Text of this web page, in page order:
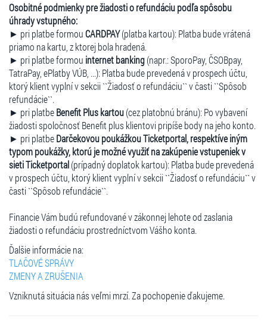
Osobitné podmienky pre žiadosti o refundáciu podľa spôsobu
úhrady vstupného:
► pri platbe formouCARDPAY(platba kartou): Platba bude vrátená
priamo na kartu, z ktorej bola hradená.
► pri platbe formou internet banking(napr.: SporoPay, ČSOBpay,
TatraPay, ePlatby VÚB, ...): Platba bude prevedená v prospech účtu,
ktorý klient vyplní v sekcii ``Žiadosť o refundáciu`` v časti ``Spôsob
refundácie``.
► pri platbeBenefit Plus kartou(cez platobnú bránu): Po vybavení
žiadosti spoločnosť Benefit plus klientovi pripíše body na jeho konto.
► pri platbeDarčekovou poukážkou Ticketportal, respektíve iným
typom poukážky, ktorú je možné využiť na zakúpenie vstupeniek v
sieti Ticketportal(prípadný doplatok kartou): Platba bude prevedená
v prospech účtu, ktorý klient vyplní v sekcii ``Žiadosť o refundáciu`` v
časti ``Spôsob refundácie``.
Financie Vám budú refundované v zákonnej lehote od zaslania
žiadosti o refundáciu prostredníctvom Vášho konta.
Ďalšie informácie na:
TLAČOVÉ SPRÁVY
ZMENY A ZRUŠENIA
Vzniknutá situácia nás veľmi mrzí. Za pochopenie ďakujeme.